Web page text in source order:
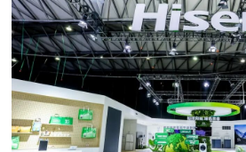
球观众传递海信在绿色低碳与智慧能源领